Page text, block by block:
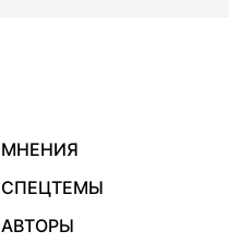
МНЕНИЯ
СПЕЦТЕМЫ
АВТОРЫ